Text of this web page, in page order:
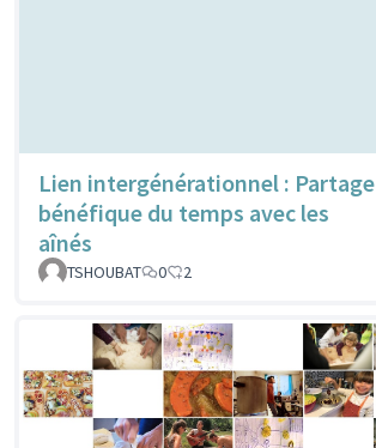
Lien intergénérationnel : Partage
bénéfique du temps avec les
aînés
TSHOUBAT 0 2